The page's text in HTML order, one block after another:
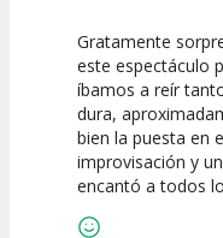
10
Calidad del
Espectáculo
Gratamente
este espectáculo
íbamos a reír
dura,
bien la puesta en
improvisación y
encantó a todos